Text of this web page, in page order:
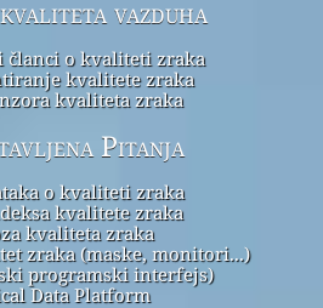
vazduha
članci o kvaliteti zraka
kvalitete zraka
kvaliteta zraka
Pitanja
o kvaliteti zraka
kvalitete zraka
kvaliteta zraka
zraka (maske, monitori...)
programski interfejs)
Data Platform